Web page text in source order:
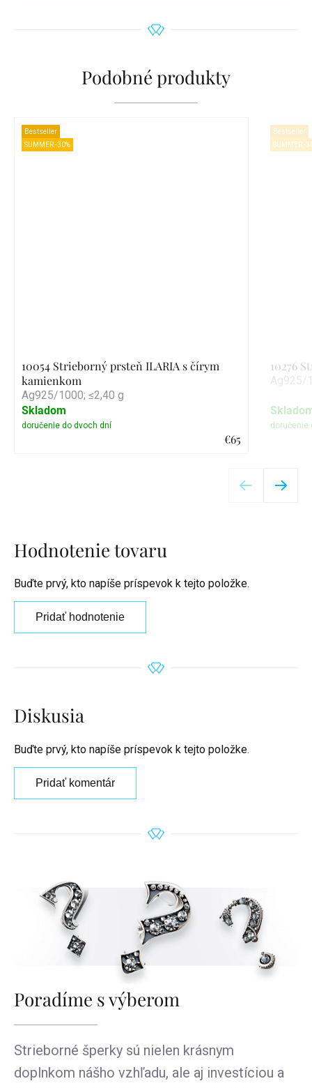
Podobné produkty
Bestseller
SUMMER -30%
10054 Strieborný prsteň ILARIA s čírym
kamienkom
Ag925/1000; ≤2,40 g
€65
Skladom
Bestseller
SUMMER -
10276
Hodnotenie tovaru
Buďte prvý, kto napíše príspevok k tejto položke.
Pridať hodnotenie
Diskusia
Buďte prvý, kto napíše príspevok k tejto položke.
Pridať komentár
Poradíme s výberom
Strieborné šperky sú nielen krásnym
doplnkom nášho vzhľadu, ale aj investíciou a